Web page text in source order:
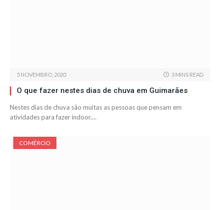
5 NOVEMBRO, 2020 3 MINS READ
O que fazer nestes dias de chuva em Guimarães
Nestes dias de chuva são muitas as pessoas que pensam em
atividades para fazer indoor.…
COMÉRCIO